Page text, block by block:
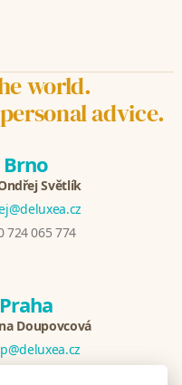
world.
advice.
Brno
Světlík
724 065 774
Praha
Doupovcová